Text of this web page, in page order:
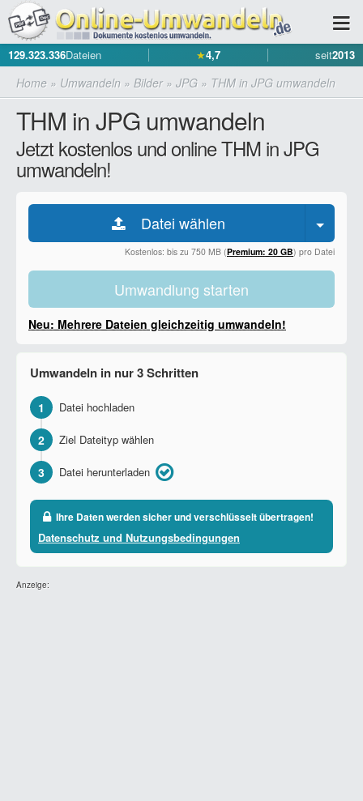
129.323.336Dateien ★4,7 seit2013
Home » Umwandeln » Bilder» JPG » THM in JPG umwandeln
THM in JPG umwandeln
Jetzt kostenlos und online THM in JPG
umwandeln!
Datei wählen
Kostenlos: bis zu 750 MB (Premium: 20 GB) pro Datei
Umwandlung starten
Neu: Mehrere Dateien gleichzeitig umwandeln!
Umwandeln in nur 3 Schritten
1 Datei hochladen
2 Ziel Dateityp wählen
3 Datei herunterladen
Ihre Daten werden sicher und verschlüsselt übertragen!
Datenschutz und Nutzungsbedingungen
Anzeige: